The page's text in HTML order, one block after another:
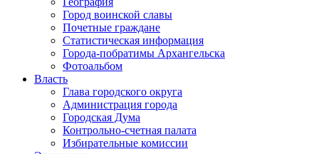
Город воинской славы
Почетные граждане
Статистическая информация
Города-побратимы Архангельска
Фотоальбом
Власть
Глава городского округа
Администрация города
Городская Дума
Контрольно-счетная палата
Избирательные комиссии